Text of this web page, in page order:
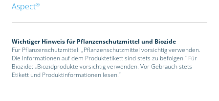
Aspect®
Wichtiger Hinweis für Pflanzenschutzmittel und Biozide
Für Pflanzenschutzmittel: „Pflanzenschutzmittel vorsichtig verwenden.
Die Informationen auf dem Produktetikett sind stets zu befolgen.“ Für
Biozide: „Biozidprodukte vorsichtig verwenden. Vor Gebrauch stets
Etikett und Produktinformationen lesen.“